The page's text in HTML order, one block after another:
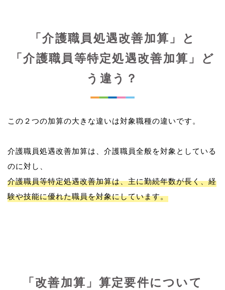
「介護職員処遇改善加算」と
「介護職員等特定処遇改善加算」ど
う違う？
この２つの加算の大きな違いは対象職種の違いです。
介護職員処遇改善加算は、介護職員全般を対象としている
介護職員等特定処遇改善加算は、主に勤続年数が長く、経
験や技能に優れた職員を対象にしています。
「改善加算」算定要件について